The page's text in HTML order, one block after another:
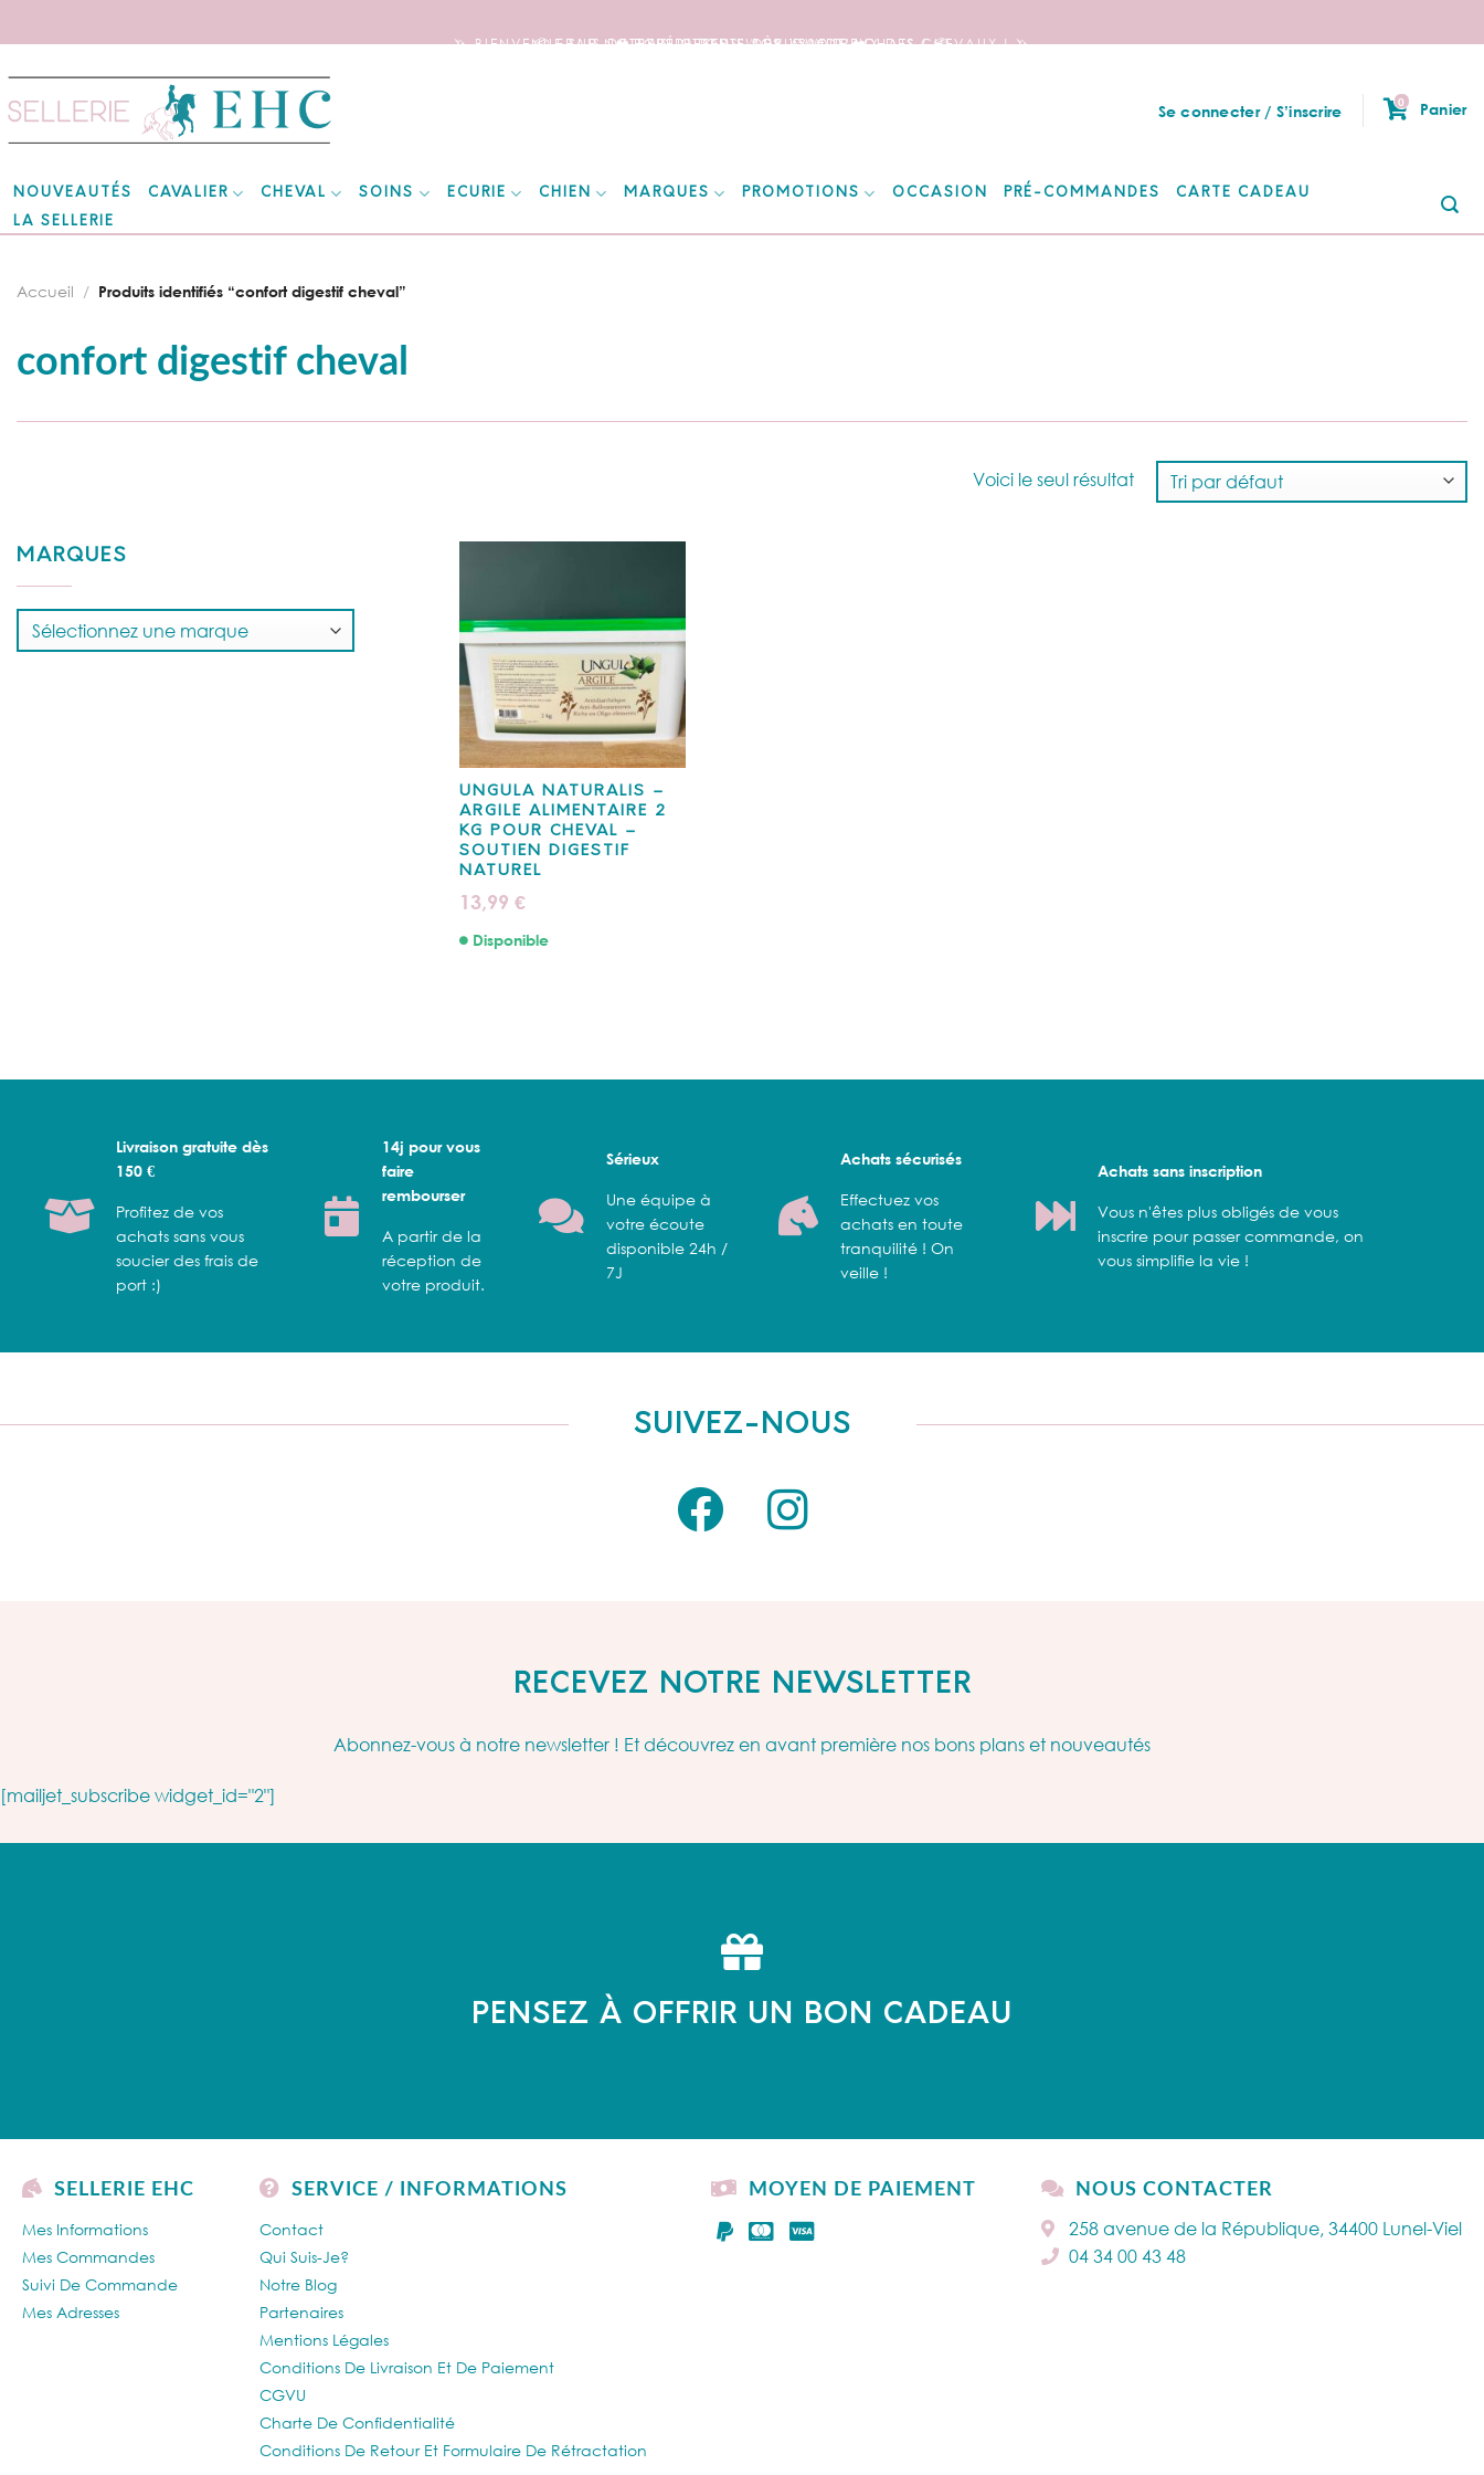
🦄 BIENVENUE SUR NOTRE SITE DEDIE AUX AMOUREUX DES CHEVAUX ! 🦄
📦 FRAIS DE PORT OFFERTS DÈS 150€ D’ACHATS ! 📦
❤️ EXPÉDITIONS WORLDWIDE ❤️
to
content
Se connecter / S’inscrire
0 Panier
NOUVEAUTÉS CAVALIER CHEVAL SOINS ECURIE CHIEN MARQUES PROMOTIONS OCCASION PRÉ-COMMANDES
CARTE CADEAU
LA SELLERIE
confort digestif cheval
Accueil / Produits identifiés “confort digestif cheval”
Voici le seul résultat
MARQUES
UNGULA NATURALIS –
ARGILE ALIMENTAIRE 2
KG POUR CHEVAL –
SOUTIEN DIGESTIF
NATUREL
13,99 €
Disponible
Livraison gratuite dès
150 €
Profitez de vos
achats sans vous
soucier des frais de
port :)
14j pour vous
faire
rembourser
A partir de la
réception de
votre produit.
Sérieux
Une équipe à
votre écoute
disponible 24h /
7J
Achats sécurisés
Effectuez vos
achats en toute
tranquilité ! On
veille !
Achats sans inscription
Vous n'êtes plus obligés de vous
inscrire pour passer commande, on
vous simplifie la vie !
SUIVEZ-NOUS
RECEVEZ NOTRE NEWSLETTER
Abonnez-vous à notre newsletter ! Et découvrez en avant première nos bons plans et nouveautés
[mailjet_subscribe widget_id="2"]
PENSEZ À OFFRIR UN BON CADEAU
SELLERIE EHC
Mes Informations
Mes Commandes
Suivi De Commande
Mes Adresses
SERVICE / INFORMATIONS
Contact
Qui Suis-Je?
Notre Blog
Partenaires
Mentions Légales
Conditions De Livraison Et De Paiement
CGVU
Charte De Confidentialité
Conditions De Retour Et Formulaire De Rétractation
MOYEN DE PAIEMENT NOUS CONTACTER
258 avenue de la République, 34400 Lunel-Viel
04 34 00 43 48